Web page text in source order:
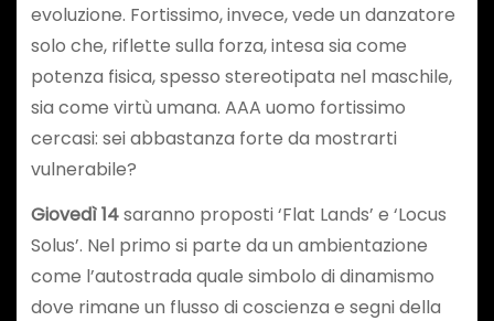
evoluzione. Fortissimo, invece, vede un danzatore
solo che, riflette sulla forza, intesa sia come
potenza fisica, spesso stereotipata nel maschile,
sia come virtù umana. AAA uomo fortissimo
cercasi: sei abbastanza forte da mostrarti
vulnerabile?
Giovedì 14saranno proposti ‘Flat Lands’ e ‘Locus
Solus’. Nel primo si parte da un ambientazione
come l’autostrada quale simbolo di dinamismo
dove rimane un flusso di coscienza e segni della